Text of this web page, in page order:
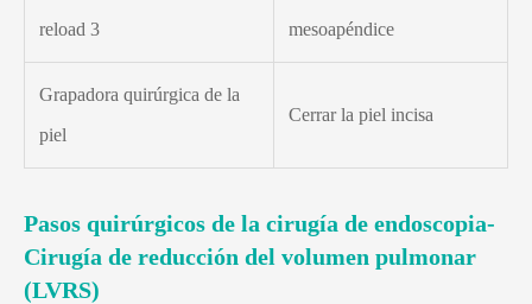
reload 3
mesoapéndice
Grapadora quirúrgica de la
piel
Cerrar la piel incisa
Pasos quirúrgicos de la cirugía de endoscopia-
Cirugía de reducción del volumen pulmonar
(LVRS)